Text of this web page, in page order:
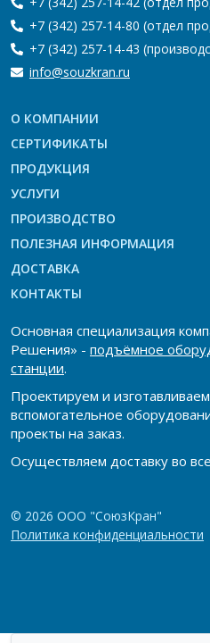
+7 (342) 257-14-80 (отдел
+7 (342) 257-14-43
info@souzkran.ru
О КОМПАНИИ
СЕРТИФИКАТЫ
ПРОДУКЦИЯ
УСЛУГИ
ПРОИЗВОДСТВО
ПОЛЕЗНАЯ ИНФОРМАЦИЯ
ДОСТАВКА
КОНТАКТЫ
Основная специализация
Решения» - подъёмное
станции.
Проектируем и
вспомогательное
проекты на заказ.
Осуществляем доставку во
© 2026 ООО "СоюзКран"
Политика конфиденциальности